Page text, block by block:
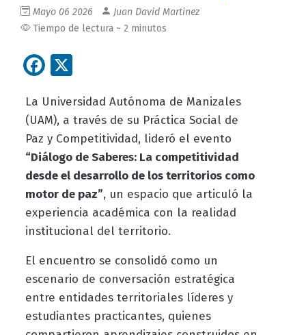
Mayo 06 2026
Juan David Martinez
Tiempo de lectura ~ 2 minutos
Facebook
La Universidad Autónoma de Manizales
(UAM), a través de su Práctica Social de
Paz y Competitividad, lideró el evento
“Diálogo de Saberes: La competitividad
desde el desarrollo de los territorios como
motor de paz”, un espacio que articuló la
experiencia académica con la realidad
institucional del territorio.
El encuentro se consolidó como un
escenario de conversación estratégica
entre entidades territoriales líderes y
estudiantes practicantes, quienes